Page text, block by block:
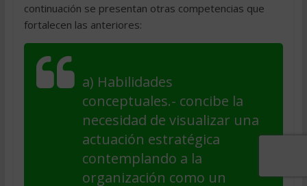
continuación se presentan otras competencias que
fortalecen las anteriores:
a) Habilidades
conceptuales.- concibe la
necesidad de visualizar una
actuación estratégica
contemplando a la
organización como un